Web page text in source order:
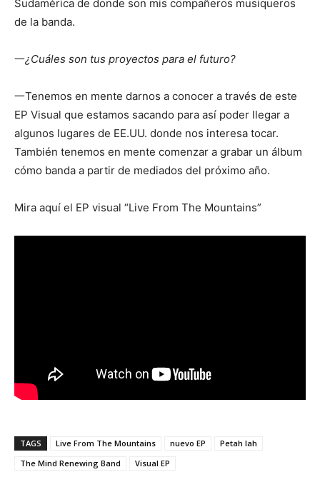
Sudamérica de donde son mis compañeros musiqueros
de la banda.
一¿Cuáles son tus proyectos para el futuro?
一Tenemos en mente darnos a conocer a través de este
EP Visual que estamos sacando para así poder llegar a
algunos lugares de EE.UU. donde nos interesa tocar.
También tenemos en mente comenzar a grabar un álbum
cómo banda a partir de mediados del próximo año.
Mira aquí el EP visual “Live From The Mountains”
TAGS Live From The Mountains nuevo EP
Petah Iah
The Mind Renewing Band
Visual EP